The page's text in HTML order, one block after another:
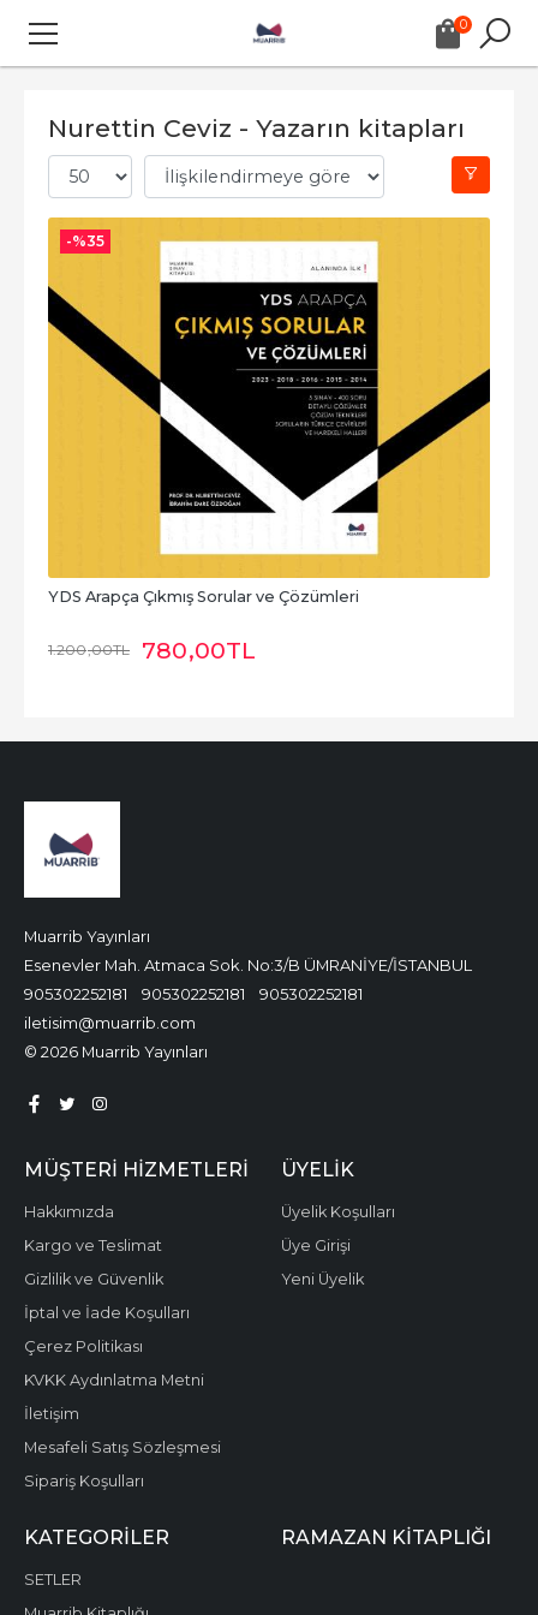
0
Nurettin Ceviz - Yazarın kitapları
-%35
YDS Arapça Çıkmış Sorular ve Çözümleri
1.200,00TL 780,00TL
Muarrib Yayınları
Esenevler Mah. Atmaca Sok. No:3/B ÜMRANİYE/İSTANBUL
905302252181
905302252181
905302252181
iletisim@muarrib.com
© 2026 Muarrib Yayınları
MÜŞTERI HIZMETLERI
Hakkımızda
Kargo ve Teslimat
Gizlilik ve Güvenlik
İptal ve İade Koşulları
Çerez Politikası
KVKK Aydınlatma Metni
İletişim
Mesafeli Satış Sözleşmesi
Sipariş Koşulları
ÜYELIK
Üyelik Koşulları
Üye Girişi
Yeni Üyelik
KATEGORILER
SETLER
RAMAZAN KITAPLIĞI